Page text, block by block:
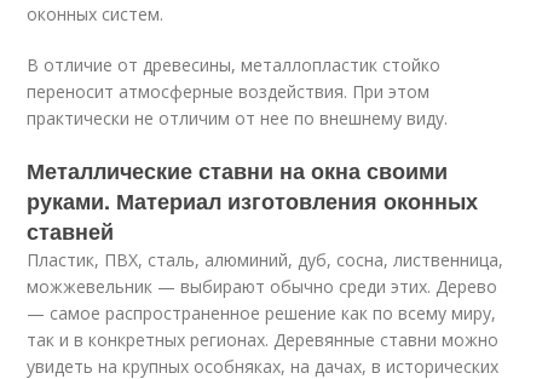
оконных систем.
В отличие от древесины, металлопластик стойко
переносит атмосферные воздействия. При этом
практически не отличим от нее по внешнему виду.
Металлические ставни на окна своими
руками. Материал изготовления оконных
ставней
Пластик, ПВХ, сталь, алюминий, дуб, сосна, лиственница,
можжевельник — выбирают обычно среди этих. Дерево
— самое распространенное решение как по всему миру,
так и в конкретных регионах. Деревянные ставни можно
увидеть на крупных особняках, на дачах, в исторических